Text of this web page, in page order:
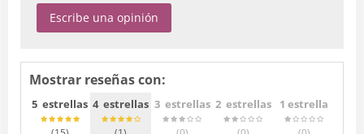
Escribe una opinión
Mostrar reseñas con:
5 estrellas 4 estrellas 3 estrellas 2 estrellas 1 estrella